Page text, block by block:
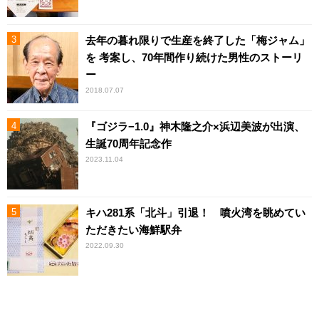
去年の暮れ限りで生産を終了した「梅ジャム」
を 考案し、70年間作り続けた男性のストーリ
ー
2018.07.07
『ゴジラ−1.0』神木隆之介×浜辺美波が出演、
生誕70周年記念作
2023.11.04
キハ281系「北斗」引退！ 噴火湾を眺めてい
ただきたい海鮮駅弁
2022.09.30